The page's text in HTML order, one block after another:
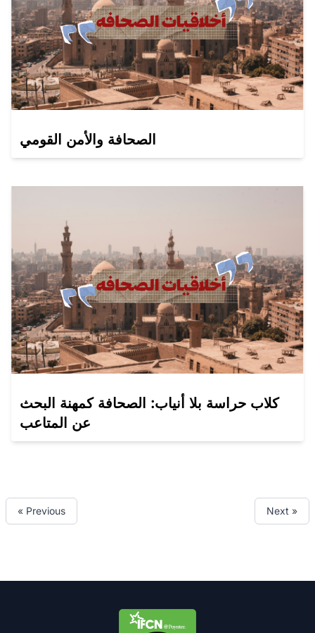
الصحافة والأمن القومي
كلاب حراسة بلا أنياب: الصحافة كمهنة البحث
عن المتاعب
« Previous Next »